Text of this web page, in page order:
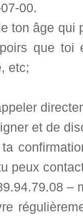
00.
ton âge qui
que toi
etc;
et de
peux
–